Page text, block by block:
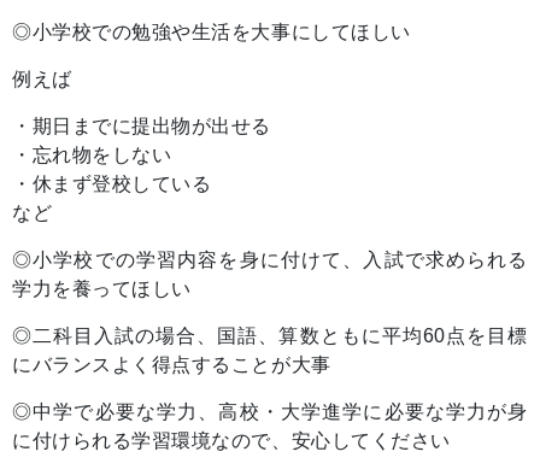
◎小学校での勉強や生活を大事にしてほしい
例えば
・期日までに提出物が出せる
・忘れ物をしない
・休まず登校している
など
◎小学校での学習内容を身に付けて、入試で求められる
学力を養ってほしい
◎二科目入試の場合、国語、算数ともに平均60点を目標
にバランスよく得点することが大事
◎中学で必要な学力、高校・大学進学に必要な学力が身
に付けられる学習環境なので、安心してください